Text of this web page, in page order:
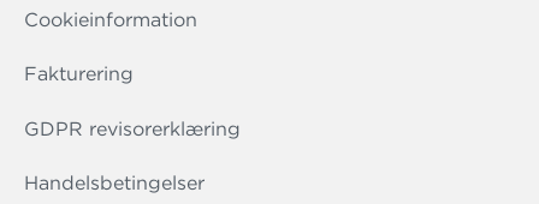
Cookieinformation
Fakturering
GDPR revisorerklæring
Handelsbetingelser